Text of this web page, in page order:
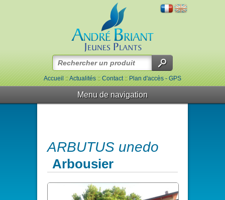
Accueil::Actualités::Contact::Plan d'accès - GPS
Menu de navigation
ARBUTUS unedo
Arbousier